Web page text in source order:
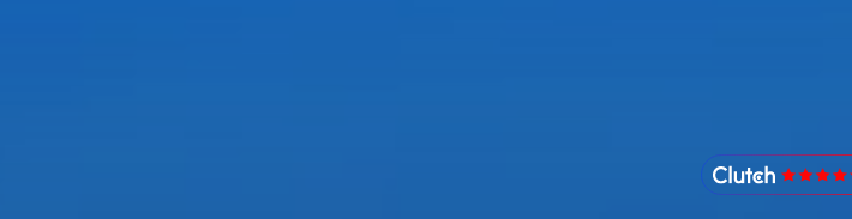
IMADO Reviews